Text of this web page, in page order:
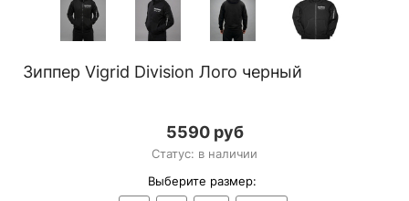
Зиппер Vigrid Division Лого черный
5590 руб
Статус: в наличии
Выберите размер: